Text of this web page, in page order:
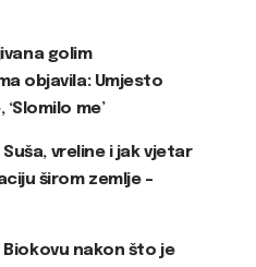
golim
objavila: Umjesto
me’
Suša, vreline i jak vjetar
širom zemlje –
Biokovu nakon što je